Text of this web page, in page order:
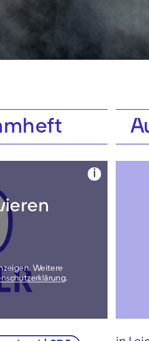
i
Weitere
.